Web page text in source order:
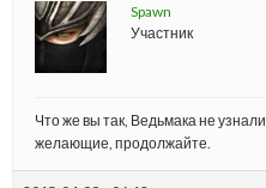
Spawn
Участник
Что же вы так, Ведьмака не узнали
желающие, продолжайте.